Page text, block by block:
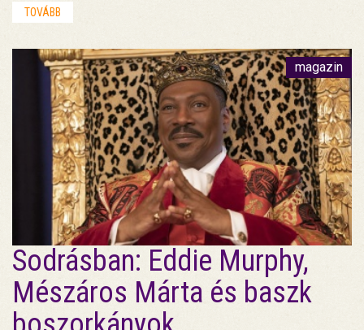
TOVÁBB
magazin
Sodrásban: Eddie Murphy,
Mészáros Márta és baszk